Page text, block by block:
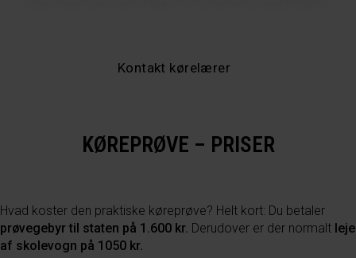
Kontakt kørelærer
KØREPRØVE – PRISER
Hvad koster den praktiske køreprøve? Helt kort: Du betaler
prøvegebyr til staten på 1.600 kr. Derudover er der normalt leje
af skolevogn på 1050 kr.